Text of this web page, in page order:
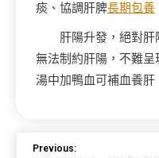
痰、協調肝脾長期包養
肝陽升發，絕對肝
無法制約肝陽，不難呈
湯中加鴨血可補血養肝
Previous: